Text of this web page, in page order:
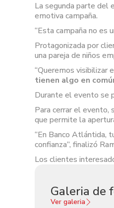
La segunda parte del
emotiva campaña.
“Esta campaña no es
Protagonizada por
una pareja de niños
“Queremos visibilizar
tienen algo en
Durante el evento se
Para cerrar el evento,
que permite la
“En Banco Atlántida,
confianza”, finalizó
Los clientes
Galeria de
Ver galeria